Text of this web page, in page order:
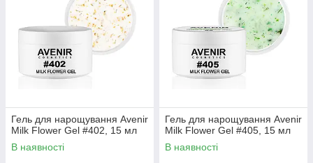
Гель для нарощування Avenir
Milk Flower Gel #402, 15 мл
В наявності
Гель для нарощування Avenir
Milk Flower Gel #405, 15 мл
В наявності